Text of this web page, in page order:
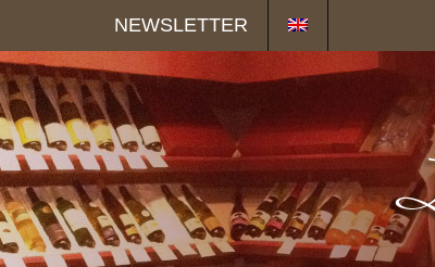
NEWSLETTER
Panneau de gestion des cookies